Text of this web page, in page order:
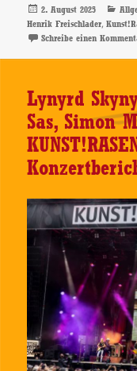
Veröffentlicht
am
2. August 2025
Henrik Freischlader,
Schreibe einen
Lynyrd
Sas, Simon